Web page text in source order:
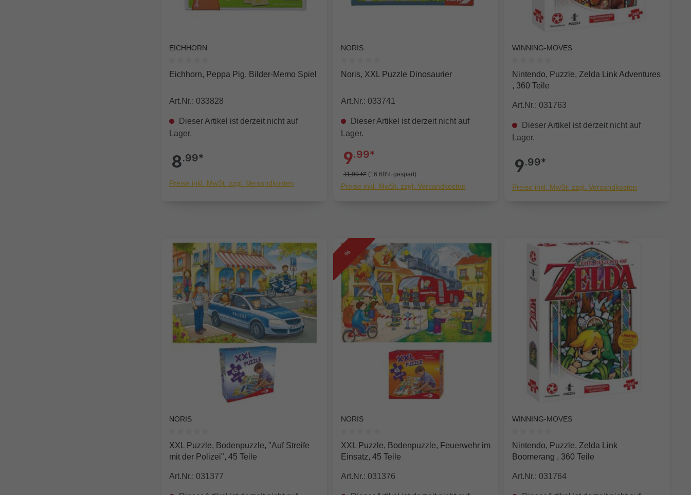
EICHHORN
Durchschnittliche Bewertung von 0 von 5 Sternen
Eichhorn, Peppa Pig, Bilder-Memo Spiel
Art.Nr.: 033828
Dieser Artikel ist derzeit nicht auf
Lager.
8.99*
Preise inkl. MwSt. zzgl. Versandkosten
NORIS
Durchschnittliche Bewertung von 0 von 5 Sternen
Noris, XXL Puzzle Dinosaurier
Art.Nr.: 033741
Dieser Artikel ist derzeit nicht auf
Lager.
9.99*
11,99 €* (16.68% gespart)
Preise inkl. MwSt. zzgl. Versandkosten
WINNING-MOVES
Durchschnittliche Bewertung von 0 von 5
Nintendo, Puzzle, Zelda Link Adventures
, 360 Teile
Art.Nr.: 031763
Dieser Artikel ist derzeit nicht auf
Lager.
9.99*
Preise inkl. MwSt. zzgl. Versandkosten
NORIS
Durchschnittliche Bewertung von 0 von 5 Sternen
XXL Puzzle, Bodenpuzzle, "Auf Streife
mit der Polizei", 45 Teile
Art.Nr.: 031377
%
NORIS
Durchschnittliche Bewertung von 0 von 5 Sternen
XXL Puzzle, Bodenpuzzle, Feuerwehr im
Einsatz, 45 Teile
Art.Nr.: 031376
WINNING-MOVES
Durchschnittliche Bewertung von 0 von 5
Nintendo, Puzzle, Zelda Link
Boomerang , 360 Teile
Art.Nr.: 031764